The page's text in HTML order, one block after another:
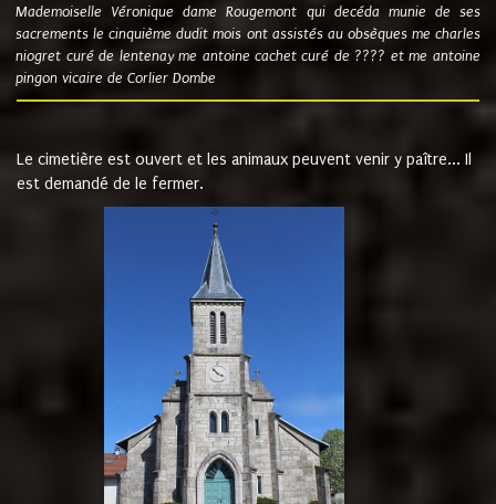
Mademoiselle Véronique dame Rougemont qui decéda munie de ses
sacrements le cinquième dudit mois ont assistés au obsèques me charles
niogret curé de lentenay me antoine cachet curé de ???? et me antoine
pingon vicaire de Corlier Dombe
Le cimetière est ouvert et les animaux peuvent venir y paître... Il
est demandé de le fermer.